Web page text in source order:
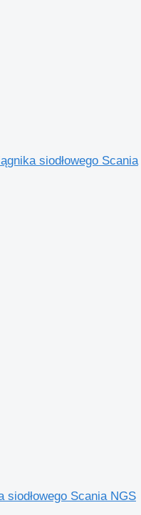
siodłowego Scania
siodłowego Scania NGS